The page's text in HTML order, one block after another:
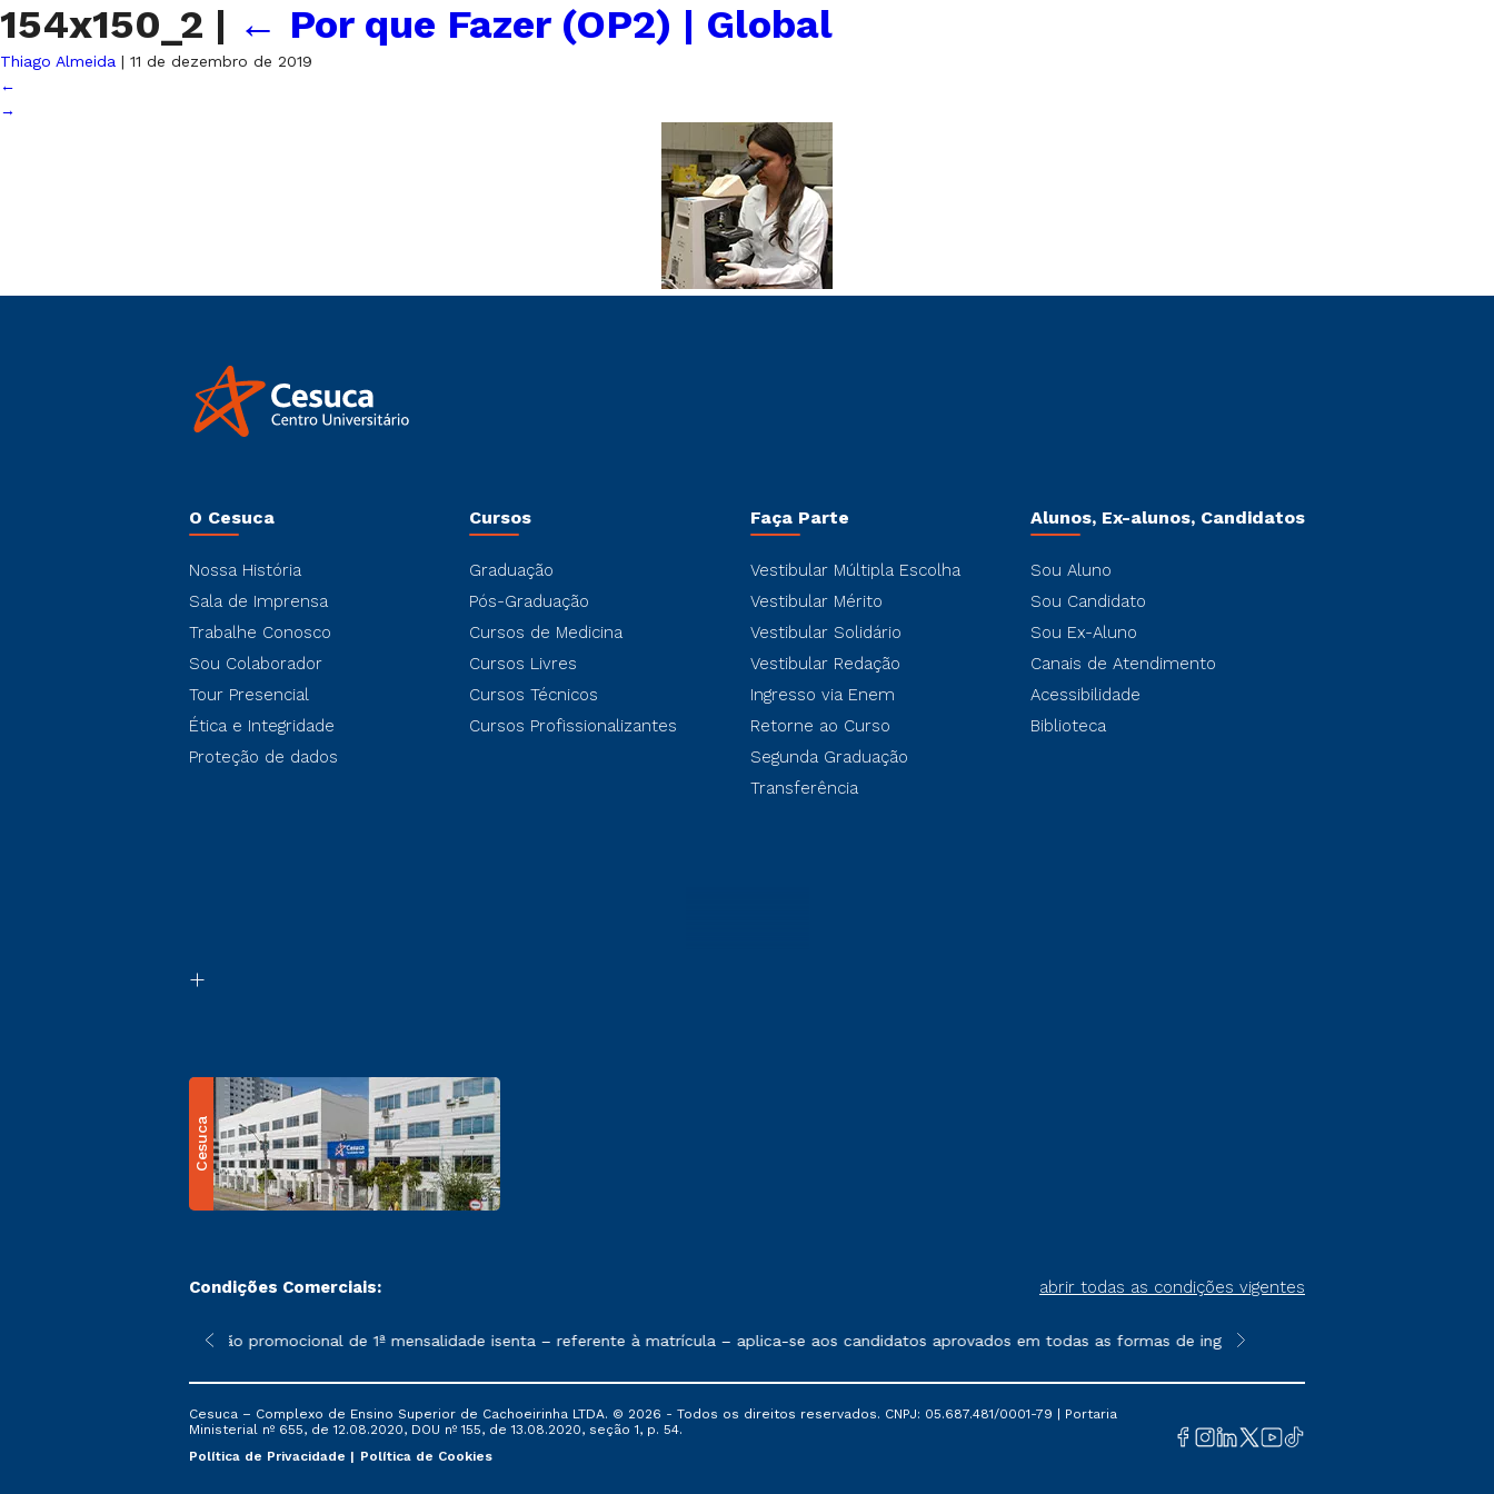
154x150_2 | ← Por que Fazer (OP2) | Global
Thiago Almeida | 11 de dezembro de 2019
←
→
O Cesuca
Nossa História
Sala de Imprensa
Trabalhe Conosco
Sou Colaborador
Tour Presencial
Ética e Integridade
Proteção de dados
Cursos
Graduação
Pós-Graduação
Cursos de Medicina
Cursos Livres
Cursos Técnicos
Cursos Profissionalizantes
Faça Parte
Vestibular Múltipla Escolha
Vestibular Mérito
Vestibular Solidário
Vestibular Redação
Ingresso via Enem
Retorne ao Curso
Segunda Graduação
Transferência
Alunos, Ex-alunos, Candidatos
Sou Aluno
Sou Candidato
Sou Ex-Aluno
Canais de Atendimento
Acessibilidade
Biblioteca
Cesuca
Condições Comerciais: abrir todas as condições vigentes
sofrer alterações nos períodos de rematrícula conforme exposto no contrato de prestação de serviços
*A condição promocional de 1ª mensalidade isenta – referente à matrícula – aplica-se aos candidatos aprovados em todas as formas de ingresso, exceto na prova on-line
**Semipresencial é um formato do
Cesuca – Complexo de Ensino Superior de Cachoeirinha LTDA. © 2026 - Todos os direitos reservados. CNPJ: 05.687.481/0001-79 | Portaria
Ministerial nº 655, de 12.08.2020, DOU nº 155, de 13.08.2020, seção 1, p. 54.
Política de Privacidade
Política de Cookies